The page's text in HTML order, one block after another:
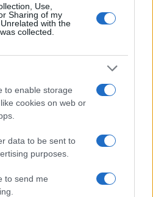
Use,
Sharing of my
with the
collected.
to enable storage
cookies on web or
data to be sent to
purposes.
to send me
a
re
precedente
articolo
a Olbia, a fuoco due furgoni
con bombole, intervento dei
Rudalza